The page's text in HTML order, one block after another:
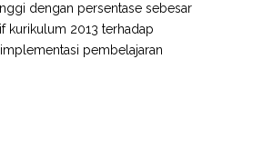
dengan persentase sebesar
kurikulum 2013 terhadap
pembelajaran